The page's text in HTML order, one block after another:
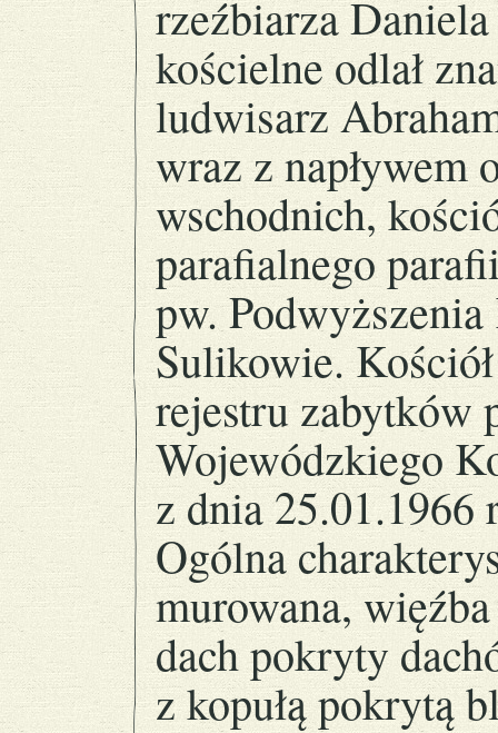
rzeźbiarza
kościelne odlał
ludwisarz
wraz z napływem
wschodnich,
parafialnego
pw.
Sulikowie.
rejestru zabytków
Wojewódzkiego
z dnia 25.01.1966
Ogólna
murowana,
dach pokryty
z kopułą pokrytą